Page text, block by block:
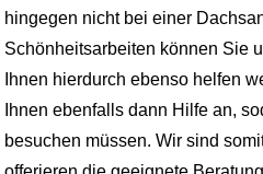
hingegen nicht bei einer
Schönheitsarbeiten können Sie
Ihnen hierdurch ebenso helfen
Ihnen ebenfalls dann Hilfe an,
besuchen müssen. Wir sind